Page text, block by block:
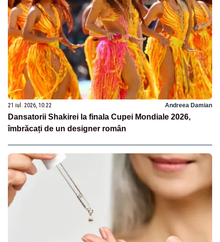
21 iul. 2026, 10:22 Andreea Damian
Dansatorii Shakirei la finala Cupei Mondiale 2026,
îmbrăcați de un designer român